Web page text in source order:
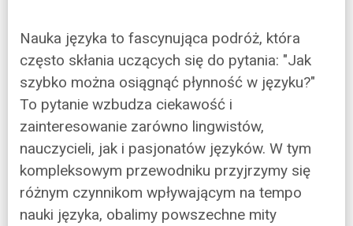
Nauka języka to fascynująca podróż, która
często skłania uczących się do pytania: "Jak
szybko można osiągnąć płynność w języku?"
To pytanie wzbudza ciekawość i
zainteresowanie zarówno lingwistów,
nauczycieli, jak i pasjonatów języków. W tym
kompleksowym przewodniku przyjrzymy się
różnym czynnikom wpływającym na tempo
nauki języka, obalimy powszechne mity